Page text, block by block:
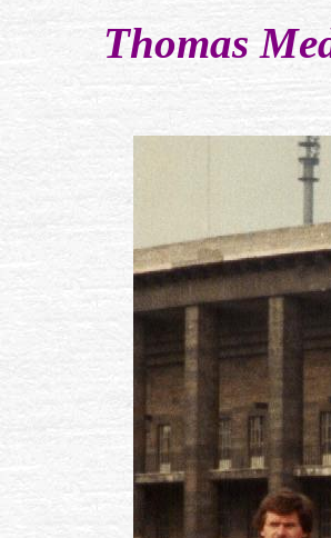
Thomas